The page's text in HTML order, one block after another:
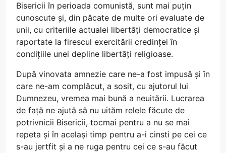
Bisericii în perioada comunistă, sunt mai puțin
cunoscute și, din păcate de multe ori evaluate de
unii, cu criteriile actualei libertăți democratice și
raportate la firescul exercitării credinței în
condițiile unei depline libertăți religioase.
După vinovata amnezie care ne-a fost impusă și în
care ne-am complăcut, a sosit, cu ajutorul lui
Dumnezeu, vremea mai bună a neuitării. Lucrarea
de față ne ajută să nu uităm relele făcute de
potrivnicii Bisericii, tocmai pentru a nu se mai
repeta și în același timp pentru a-i cinsti pe cei ce
s-au jertfit și a ne ruga pentru cei ce s-au făcut